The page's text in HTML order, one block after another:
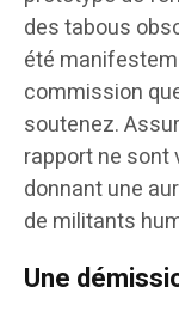
des tabous
été
commission
soutenez.
rapport ne sont
donnant une
de militants
Une